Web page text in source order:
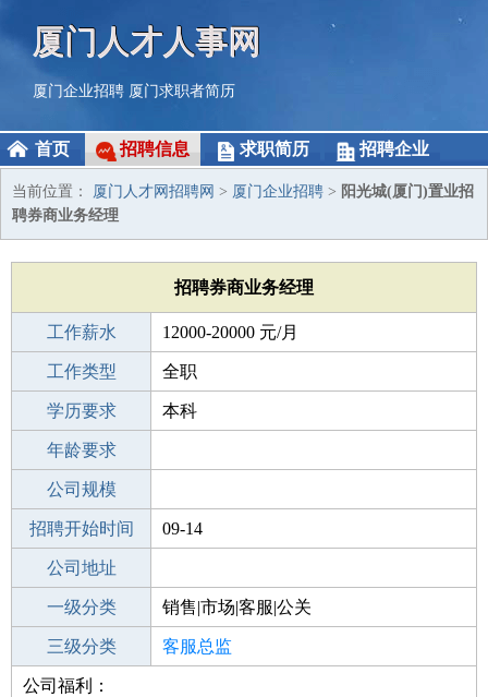
厦门人才人事网
厦门企业招聘 厦门求职者简历
首页 招聘信息 求职简历 招聘企业
当前位置： 厦门人才网招聘网 > 厦门企业招聘 > 阳光城(厦门)置业招
聘券商业务经理
招聘券商业务经理
工作薪水 12000-20000 元/月
招聘人数 1人
工作类型 全职
性别要求 -
学历要求 本科
工作经验
年龄要求
工作地点
公司规模
公司电话
招聘开始时间 09-14
招聘结束时间
公司地址
一级分类 销售|市场|客服|公关
二级分类 客服
三级分类 客服总监
其他行业
公司福利：